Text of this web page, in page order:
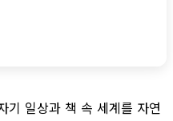
기 일상과 책 속 세계를 자연